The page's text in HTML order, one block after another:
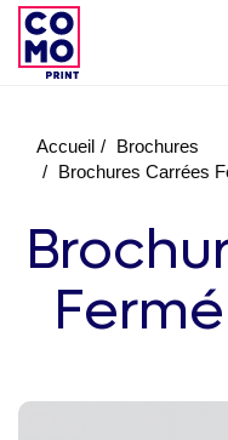
Accueil
Brochures
Brochures Carrées